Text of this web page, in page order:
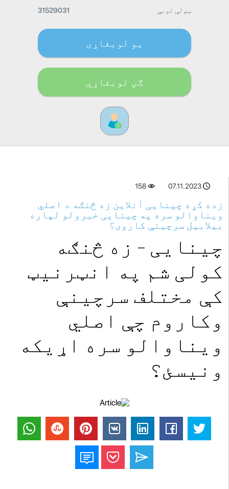
ټولې لوبې 31529031
یو لوبغاړی
ګڼ لوبغاړي
07.11.2023
158
زده کړه چینایی آنلاین زه څنګه د اصلي
ویناوالو سره په چینایی خبرولو لپاره
بیلابیل سرچینې کاروی؟
چینایی - زه څنګه
کولی شم په انټرنیټ
کې مختلف سرچینې
وکاروم چې اصلي
ویناوالو سره اړیکه
ونیسئ؟